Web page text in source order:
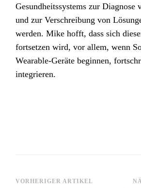
Gesundheitssystems zur Diagnose
und zur Verschreibung von
werden. Mike hofft, dass sich
fortsetzen wird, vor allem, wenn
Wearable-Geräte beginnen,
integrieren.
Beitragsnavigation
VORHERIGER ARTIKEL